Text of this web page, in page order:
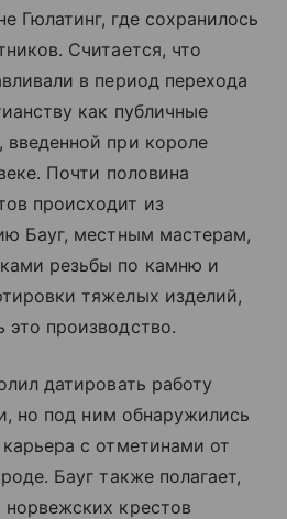
Гюлатинг, где сохранилось
Считается, что
в период перехода
как публичные
при короле
Почти половина
происходит из
Бауг, местным мастерам,
резьбы по камню и
тяжелых изделий,
производство.
датировать работу
но под ним обнаружились
с отметинами от
Бауг также полагает,
крестов